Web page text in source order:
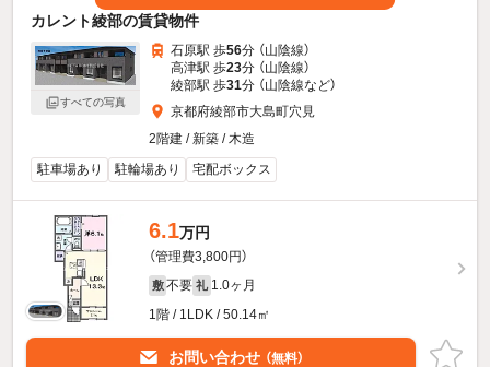
カレント綾部の賃貸物件
すべての写真
石原駅 歩56分 （山陰線）
高津駅 歩23分 （山陰線）
綾部駅 歩31分 （山陰線など）
京都府綾部市大島町穴見
2階建 / 新築 / 木造
駐車場あり
駐輪場あり 宅配ボックス
6.1万円
（管理費3,800円）
敷 不要 礼 1.0ヶ月
1階 / 1LDK / 50.14㎡
お問い合わせ （無料）